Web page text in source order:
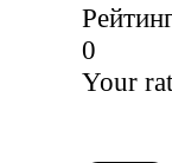
0
Your